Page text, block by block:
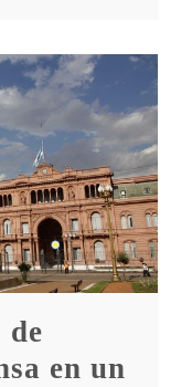
de
en un